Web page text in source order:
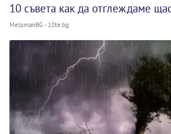
10 съвета как да отглеждаме
MelomanBG - 10te.bg